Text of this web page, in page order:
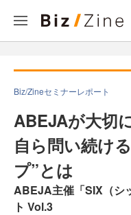
Biz/Zineセミナーレポート
ABEJAが大切
自ら問い続け
プ”とは
ABEJA主催「SIX（シ
ト Vol.3